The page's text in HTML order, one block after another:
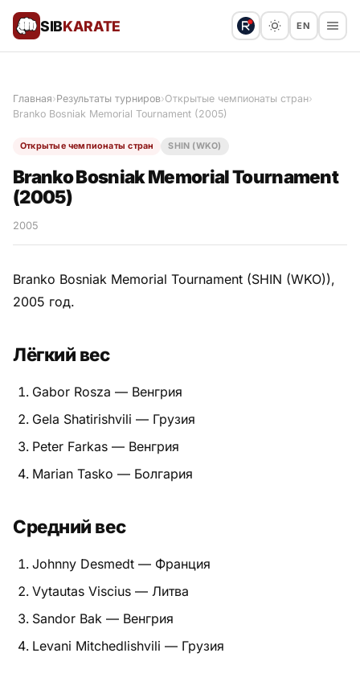
SIBKARATE EN
Результаты турниров
Мастера киокушинкай
Питание
Пояса
Терминология
Техника и ката
Травмы
Тренировочный процесс
Главная›Результаты турниров›Открытые чемпионаты стран›
Branko Bosniak Memorial Tournament (2005)
Открытые чемпионаты стран SHIN (WKO)
Branko Bosniak Memorial Tournament
(2005)
2005
Branko Bosniak Memorial Tournament (SHIN (WKO)),
2005 год.
Лёгкий вес
Gabor Rosza — Венгрия
Gela Shatirishvili — Грузия
Peter Farkas — Венгрия
Marian Tasko — Болгария
Средний вес
Johnny Desmedt — Франция
Vytautas Viscius — Литва
Sandor Bak — Венгрия
Levani Mitchedlishvili — Грузия